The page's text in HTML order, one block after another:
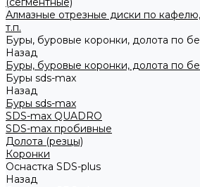
Алмазные отрезные диски по
т.п.
Буры, буровые коронки, долота по
Назад
Буры, буровые коронки, долота по
Буры sds-max
Назад
Буры sds-max
SDS-max QUADRO
SDS-max пробивные
Долота (резцы)
Коронки
Оснастка SDS-plus
Назад